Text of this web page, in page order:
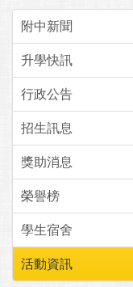
附中新聞
升學快訊
行政公告
招生訊息
獎助消息
榮譽榜
學生宿舍
活動資訊